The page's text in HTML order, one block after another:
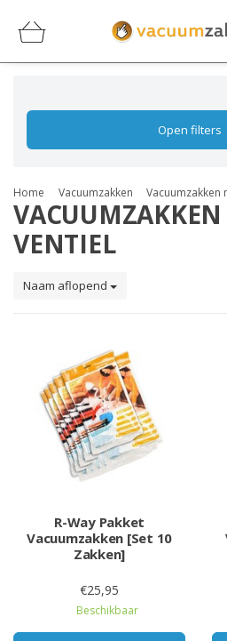
Open filters
Home Vacuumzakken Vacuumzakken
VENTIEL
Naam aflopend
R-Way Pakket
Vacuumzakken [Set 10
Zakken]
€25,95
Beschikbaar